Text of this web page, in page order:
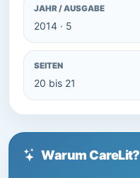
JAHR / AUSGABE
2014 · 5
SEITEN
20 bis 21
Warum CareLit?